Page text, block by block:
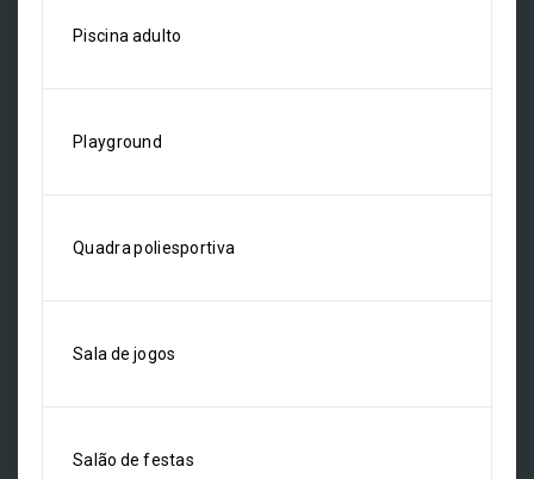
Piscina adulto
Playground
Quadra poliesportiva
Sala de jogos
Salão de festas